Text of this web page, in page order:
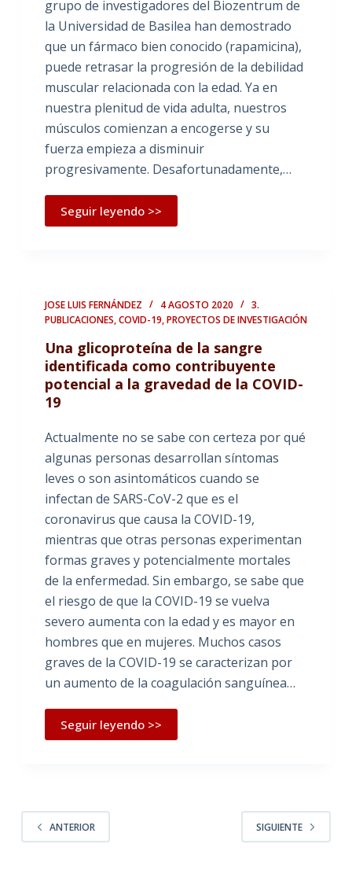
grupo de investigadores del Biozentrum de
la Universidad de Basilea han demostrado
que un fármaco bien conocido (rapamicina),
puede retrasar la progresión de la debilidad
muscular relacionada con la edad. Ya en
nuestra plenitud de vida adulta, nuestros
músculos comienzan a encogerse y su
fuerza empieza a disminuir
progresivamente. Desafortunadamente,…
Seguir leyendo >>
JOSE LUIS FERNÁNDEZ 4 AGOSTO 2020
3.
PUBLICACIONES,COVID-19,PROYECTOS DE INVESTIGACIÓN
Una glicoproteína de la sangre
identificada como contribuyente
potencial a la gravedad de la COVID-
19
Actualmente no se sabe con certeza por qué
algunas personas desarrollan síntomas
leves o son asintomáticos cuando se
infectan de SARS-CoV-2 que es el
coronavirus que causa la COVID-19,
mientras que otras personas experimentan
formas graves y potencialmente mortales
de la enfermedad. Sin embargo, se sabe que
el riesgo de que la COVID-19 se vuelva
severo aumenta con la edad y es mayor en
hombres que en mujeres. Muchos casos
graves de la COVID-19 se caracterizan por
un aumento de la coagulación sanguínea…
Seguir leyendo >>
ANTERIOR SIGUIENTE